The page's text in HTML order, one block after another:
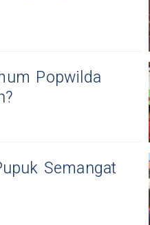
Popwilda
Semangat